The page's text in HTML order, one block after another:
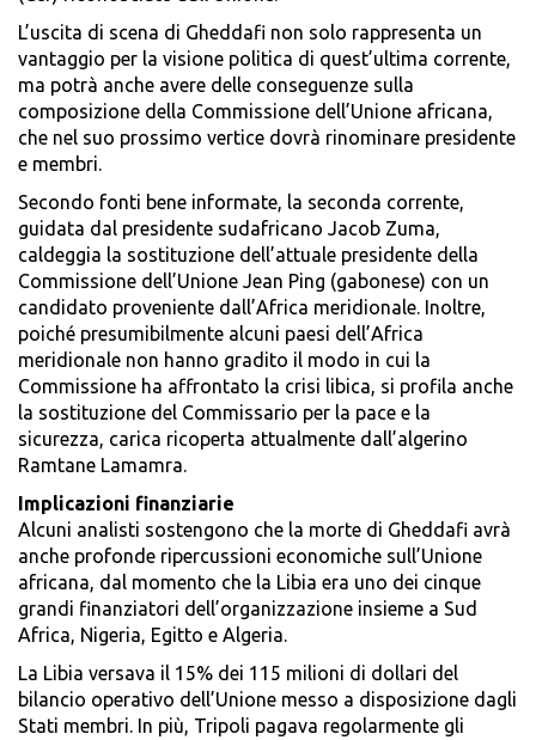
L’uscita di scena di Gheddafi non solo rappresenta un
vantaggio per la visione politica di quest’ultima corrente,
ma potrà anche avere delle conseguenze sulla
composizione della Commissione dell’Unione africana,
che nel suo prossimo vertice dovrà rinominare presidente
e membri.
Secondo fonti bene informate, la seconda corrente,
guidata dal presidente sudafricano Jacob Zuma,
caldeggia la sostituzione dell’attuale presidente della
Commissione dell’Unione Jean Ping (gabonese) con un
candidato proveniente dall’Africa meridionale. Inoltre,
poiché presumibilmente alcuni paesi dell’Africa
meridionale non hanno gradito il modo in cui la
Commissione ha affrontato la crisi libica, si profila anche
la sostituzione del Commissario per la pace e la
sicurezza, carica ricoperta attualmente dall’algerino
Ramtane Lamamra.
Implicazioni finanziarie
Alcuni analisti sostengono che la morte di Gheddafi avrà
anche profonde ripercussioni economiche sull’Unione
africana, dal momento che la Libia era uno dei cinque
grandi finanziatori dell’organizzazione insieme a Sud
Africa, Nigeria, Egitto e Algeria.
La Libia versava il 15% dei 115 milioni di dollari del
bilancio operativo dell’Unione messo a disposizione dagli
Stati membri. In più, Tripoli pagava regolarmente gli